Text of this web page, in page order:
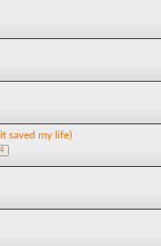
saved my life)
4